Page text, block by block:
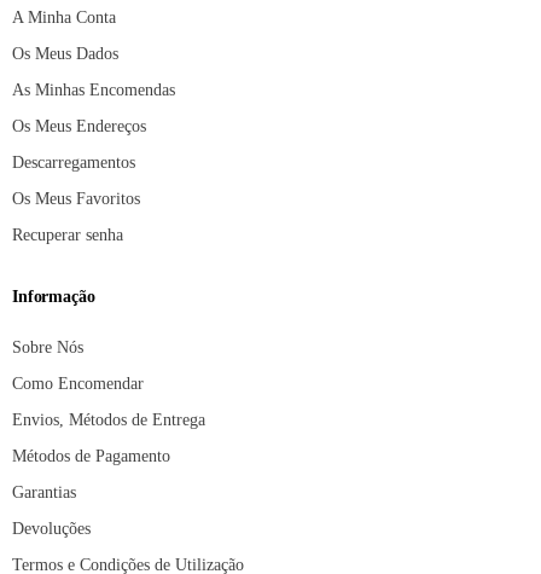
A Minha Conta
Os Meus Dados
As Minhas Encomendas
Os Meus Endereços
Descarregamentos
Os Meus Favoritos
Recuperar senha
Informação
Sobre Nós
Como Encomendar
Envios, Métodos de Entrega
Métodos de Pagamento
Garantias
Devoluções
Termos e Condições de Utilização